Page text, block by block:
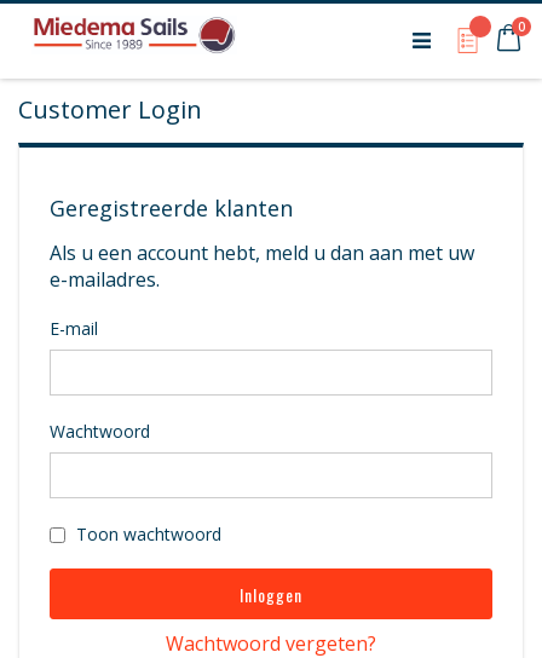
My 0
Customer Login
Geregistreerde klanten
Als u een account hebt, meld u dan aan met uw
e-mailadres.
E-mail
Wachtwoord
Toon wachtwoord
Inloggen
Wachtwoord vergeten?